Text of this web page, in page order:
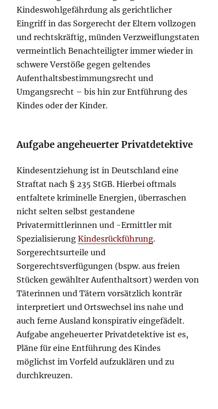
Kindeswohlgefährdung als gerichtlicher
Eingriff in das Sorgerecht der Eltern vollzogen
und rechtskräftig, münden Verzweiflungstaten
vermeintlich Benachteiligter immer wieder in
schwere Verstöße gegen geltendes
Aufenthaltsbestimmungsrecht und
Umgangsrecht – bis hin zur Entführung des
Kindes oder der Kinder.
Aufgabe angeheuerter Privatdetektive
Kindesentziehung ist in Deutschland eine
Straftat nach § 235 StGB. Hierbei oftmals
entfaltete kriminelle Energien, überraschen
nicht selten selbst gestandene
Privatermittlerinnen und -Ermittler mit
SpezialisierungKindesrückführung.
Sorgerechtsurteile und
Sorgerechtsverfügungen (bspw. aus freien
Stücken gewählter Aufenthaltsort) werden von
Täterinnen und Tätern vorsätzlich konträr
interpretiert und Ortswechsel ins nahe und
auch ferne Ausland konspirativ eingefädelt.
Aufgabe angeheuerter Privatdetektive ist es,
Pläne für eine Entführung des Kindes
möglichst im Vorfeld aufzuklären und zu
durchkreuzen.